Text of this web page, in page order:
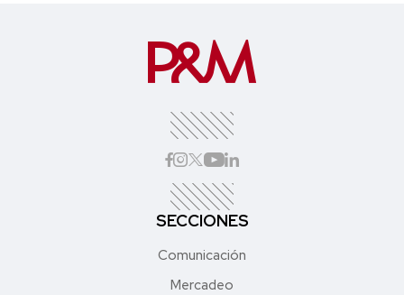
SECCIONES
Comunicación
Mercadeo